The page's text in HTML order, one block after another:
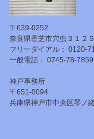
〒639-0252
奈良県香芝市穴虫３１２
フリーダイアル： 0120-
一般電話： 0745-78-7859
神戸事務所
〒651-0094
兵庫県神戸市中央区琴ノ